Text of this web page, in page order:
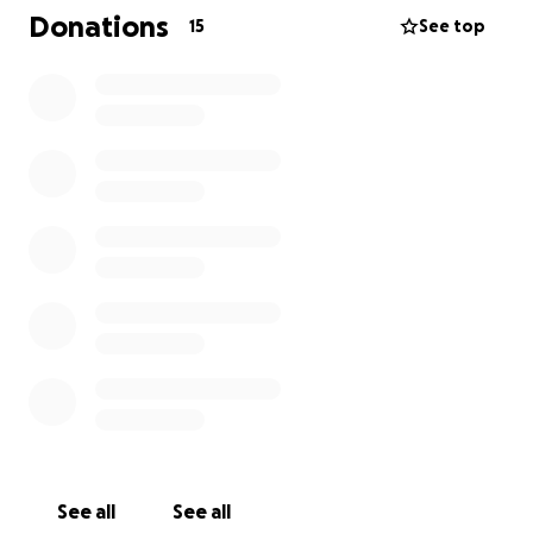
van 20/30 gabbertjes kunnen regelen word het een
geweldig feest!!!
Donations 15 See top
See all See all